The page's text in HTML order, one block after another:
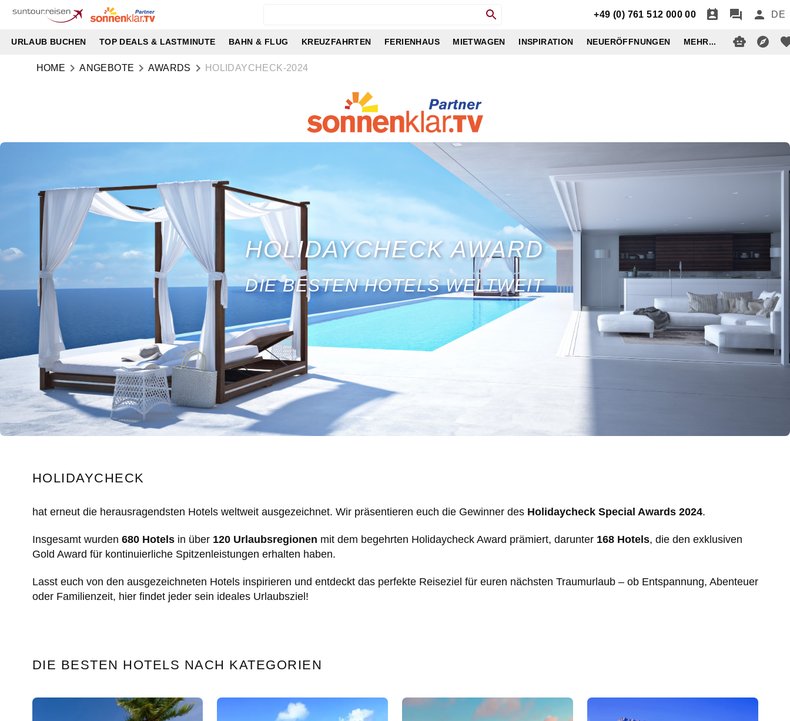
+49 (0) 761 512 000 00 DE
URLAUB BUCHEN TOP DEALS & LASTMINUTE BAHN & FLUG KREUZFAHRTEN FERIENHAUS MIETWAGEN INSPIRATION NEUERÖFFNUNGEN MEHR...
HOME ANGEBOTE AWARDS HOLIDAYCHECK-2024
HOLIDAYCHECK AWARD
DIE BESTEN HOTELS WELTWEIT
HOLIDAYCHECK
hat erneut die herausragendsten Hotels weltweit ausgezeichnet. Wir präsentieren euch die Gewinner des Holidaycheck Special Awards 2024.
Insgesamt wurden 680 Hotelsin über 120 Urlaubsregionen mit dem begehrten Holidaycheck Award prämiert, darunter 168 Hotels, die den exklusiven
Gold Award für kontinuierliche Spitzenleistungen erhalten haben.
Lasst euch von den ausgezeichneten Hotels inspirieren und entdeckt das perfekte Reiseziel für euren nächsten Traumurlaub – ob Entspannung, Abenteuer
oder Familienzeit, hier findet jeder sein ideales Urlaubsziel!
DIE BESTEN HOTELS NACH KATEGORIEN